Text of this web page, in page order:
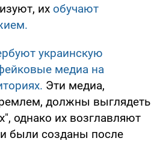
их обучают
украинскую
медиа на
Эти медиа,
должны выглядеть
однако их возглавляют
были созданы после